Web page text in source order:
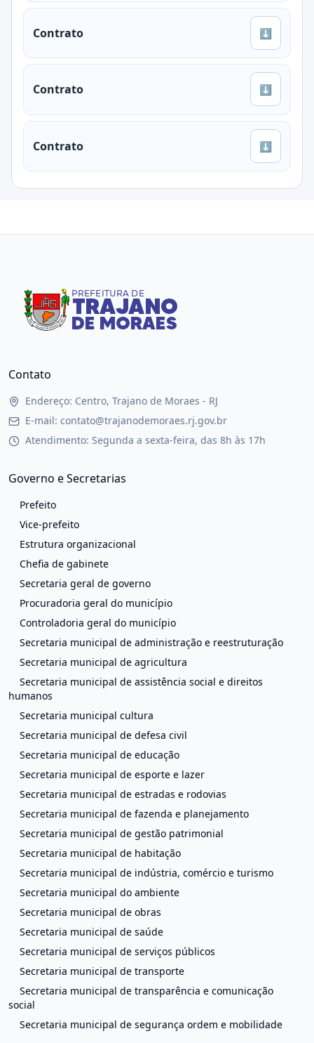
Contrato ⬇
Contrato ⬇
Contrato ⬇
Contato
Endereço: Centro, Trajano de Moraes - RJ
E-mail: contato@trajanodemoraes.rj.gov.br
Atendimento: Segunda a sexta-feira, das 8h às 17h
Governo e Secretarias
Prefeito
Vice-prefeito
Estrutura organizacional
Chefia de gabinete
Secretaria geral de governo
Procuradoria geral do município
Controladoria geral do município
Secretaria municipal de administração e reestruturação
Secretaria municipal de agricultura
Secretaria municipal de assistência social e direitos
humanos
Secretaria municipal cultura
Secretaria municipal de defesa civil
Secretaria municipal de educação
Secretaria municipal de esporte e lazer
Secretaria municipal de estradas e rodovias
Secretaria municipal de fazenda e planejamento
Secretaria municipal de gestão patrimonial
Secretaria municipal de habitação
Secretaria municipal de indústria, comércio e turismo
Secretaria municipal do ambiente
Secretaria municipal de obras
Secretaria municipal de saúde
Secretaria municipal de serviços públicos
Secretaria municipal de transporte
Secretaria municipal de transparência e comunicação
social
Secretaria municipal de segurança ordem e mobilidade